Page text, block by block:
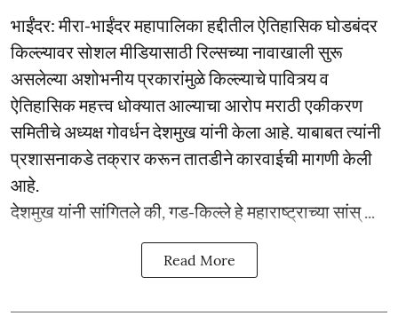
भाईंंदर: मीरा-भाईंदर महापालिका हद्दीतील ऐतिहासिक घोडबंदर
किल्ल्यावर सोशल मीडियासाठी रिल्सच्या नावाखाली सुरू
असलेल्या अशोभनीय प्रकारांमुळे किल्ल्याचे पावित्र्य व
ऐतिहासिक महत्त्व धोक्यात आल्याचा आरोप मराठी एकीकरण
समितीचे अध्यक्ष गोवर्धन देशमुख यांनी केला आहे. याबाबत त्यांनी
प्रशासनाकडे तक्रार करून तातडीने कारवाईची मागणी केली
आहे.
देशमुख यांनी सांगितले की, गड-किल्ले हे महाराष्ट्राच्या सांस् ...
Read More